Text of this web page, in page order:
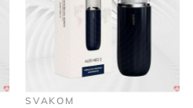
SVAKOM